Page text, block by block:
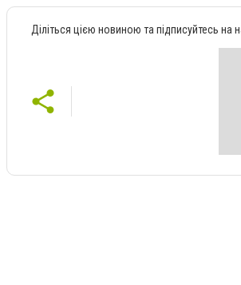
Діліться цією новиною та підписуйтесь на